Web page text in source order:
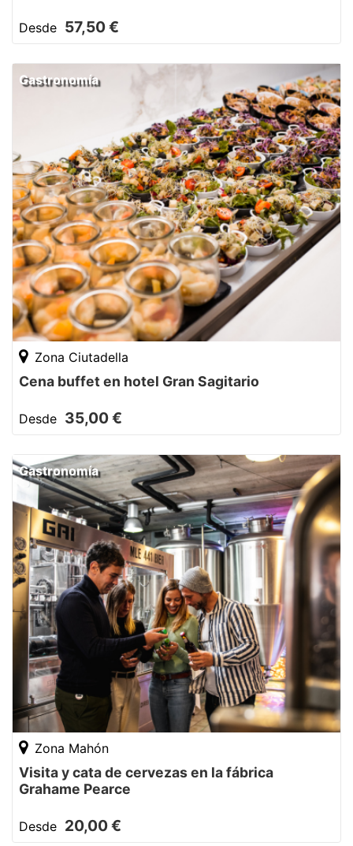
Desde 57,50 €
Gastronomía
Zona Ciutadella
Cena buffet en hotel Gran Sagitario
Desde 35,00 €
Gastronomía
Zona Mahón
Visita y cata de cervezas en la fábrica
Grahame Pearce
Desde 20,00 €